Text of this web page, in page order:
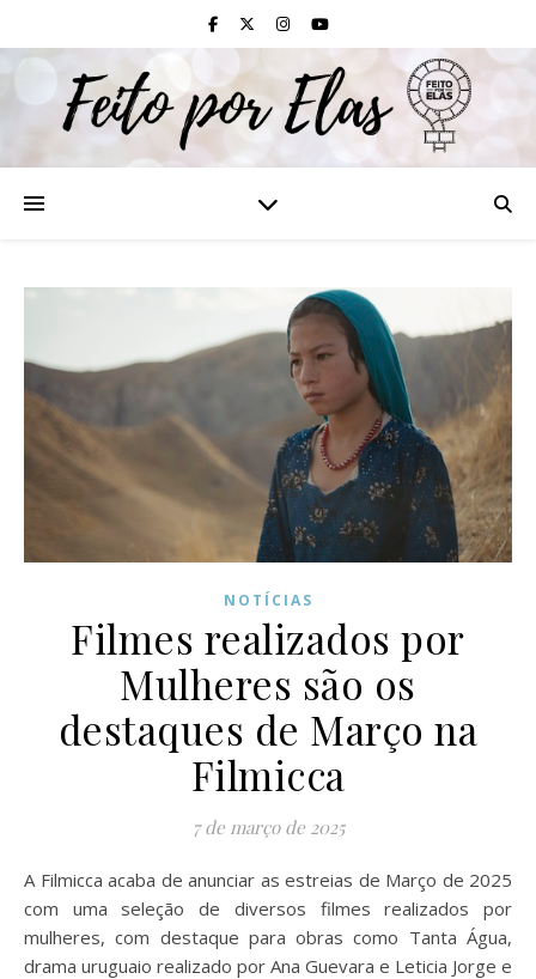
NOTÍCIAS
Filmes realizados por
Mulheres são os
destaques de Março na
Filmicca
7 de março de 2025
A Filmicca acaba de anunciar as estreias de Março de 2025
com uma seleção de diversos filmes realizados por
mulheres, com destaque para obras como Tanta Água,
drama uruguaio realizado por Ana Guevara e Leticia Jorge e